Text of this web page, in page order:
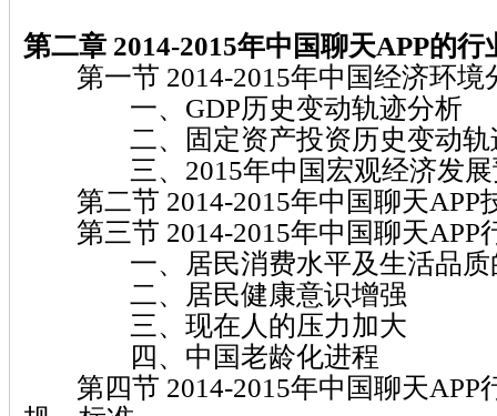
第二章 2014-2015年中国聊天APP的行
第一节 2014-2015年中国经济环境
一、GDP历史变动轨迹分析
二、固定资产投资历史变动轨
三、2015年中国宏观经济发展
第二节 2014-2015年中国聊天APP
第三节 2014-2015年中国聊天APP
一、居民消费水平及生活品质
二、居民健康意识增强
三、现在人的压力加大
四、中国老龄化进程
第四节 2014-2015年中国聊天APP